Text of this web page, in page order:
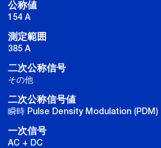
公称値
154 A
測定範囲
385 A
二次公称信号
その他
二次公称信号値
瞬時 Pulse Density Modulation (PDM)
一次信号
AC + DC